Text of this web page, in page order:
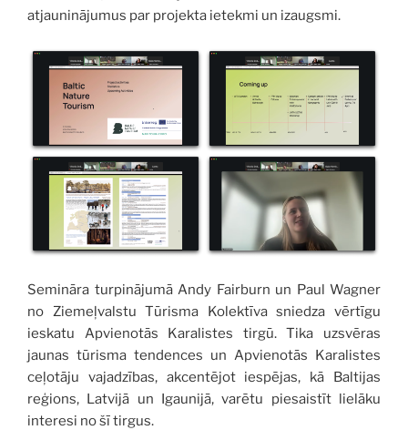
atjauninājumus par projekta ietekmi un izaugsmi.
Semināra turpinājumā Andy Fairburn un Paul Wagner
no Ziemeļvalstu Tūrisma Kolektīva sniedza vērtīgu
ieskatu Apvienotās Karalistes tirgū. Tika uzsvēras
jaunas tūrisma tendences un Apvienotās Karalistes
ceļotāju vajadzības, akcentējot iespējas, kā Baltijas
reģions, Latvijā un Igaunijā, varētu piesaistīt lielāku
interesi no šī tirgus.